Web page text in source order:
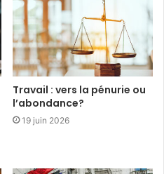
Travail : vers la pénurie ou
l’abondance?
19 juin 2026